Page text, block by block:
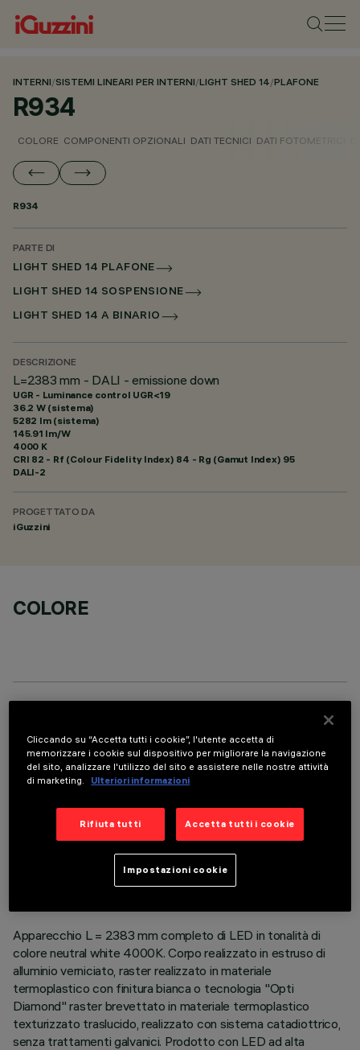
INTERNI/SISTEMI LINEARI PER INTERNI/LIGHT SHED 14/PLAFONE
R934
COLORE COMPONENTI OPZIONALI DATI TECNICI DATI FOTOMETRICI
R934
PARTE DI
LIGHT SHED 14 PLAFONE
LIGHT SHED 14 SOSPENSIONE
LIGHT SHED 14 A BINARIO
DESCRIZIONE
L=2383 mm - DALI - emissione down
UGR - Luminance control UGR<19
36.2 W (sistema)
5282 lm (sistema)
145.91 lm/W
4000 K
CRI 82 - Rf (Colour Fidelity Index) 84 - Rg (Gamut Index) 95
DALI-2
PROGETTATO DA
iGuzzini
COLORE
DATI TECNICI
ULTIMO AGGIORNAMENTO: 06/08/2026
Apparecchio L = 2383 mm completo di LED in tonalità di
colore neutral white 4000K. Corpo realizzato in estruso di
alluminio verniciato, raster realizzato in materiale
termoplastico con finitura bianca o tecnologia "Opti
Diamond" raster brevettato in materiale termoplastico
texturizzato traslucido, realizzato con sistema catadiottrico,
senza trattamenti galvanici. Prodotto con LED ad alta
Cliccando su “Accetta tutti i cookie”, l'utente accetta di
memorizzare i cookie sul dispositivo per migliorare la navigazione
del sito, analizzare l'utilizzo del sito e assistere nelle nostre attività
di marketing.
Ulteriori informazioni
Rifiuta tutti Accetta tutti i cookie
Impostazioni cookie